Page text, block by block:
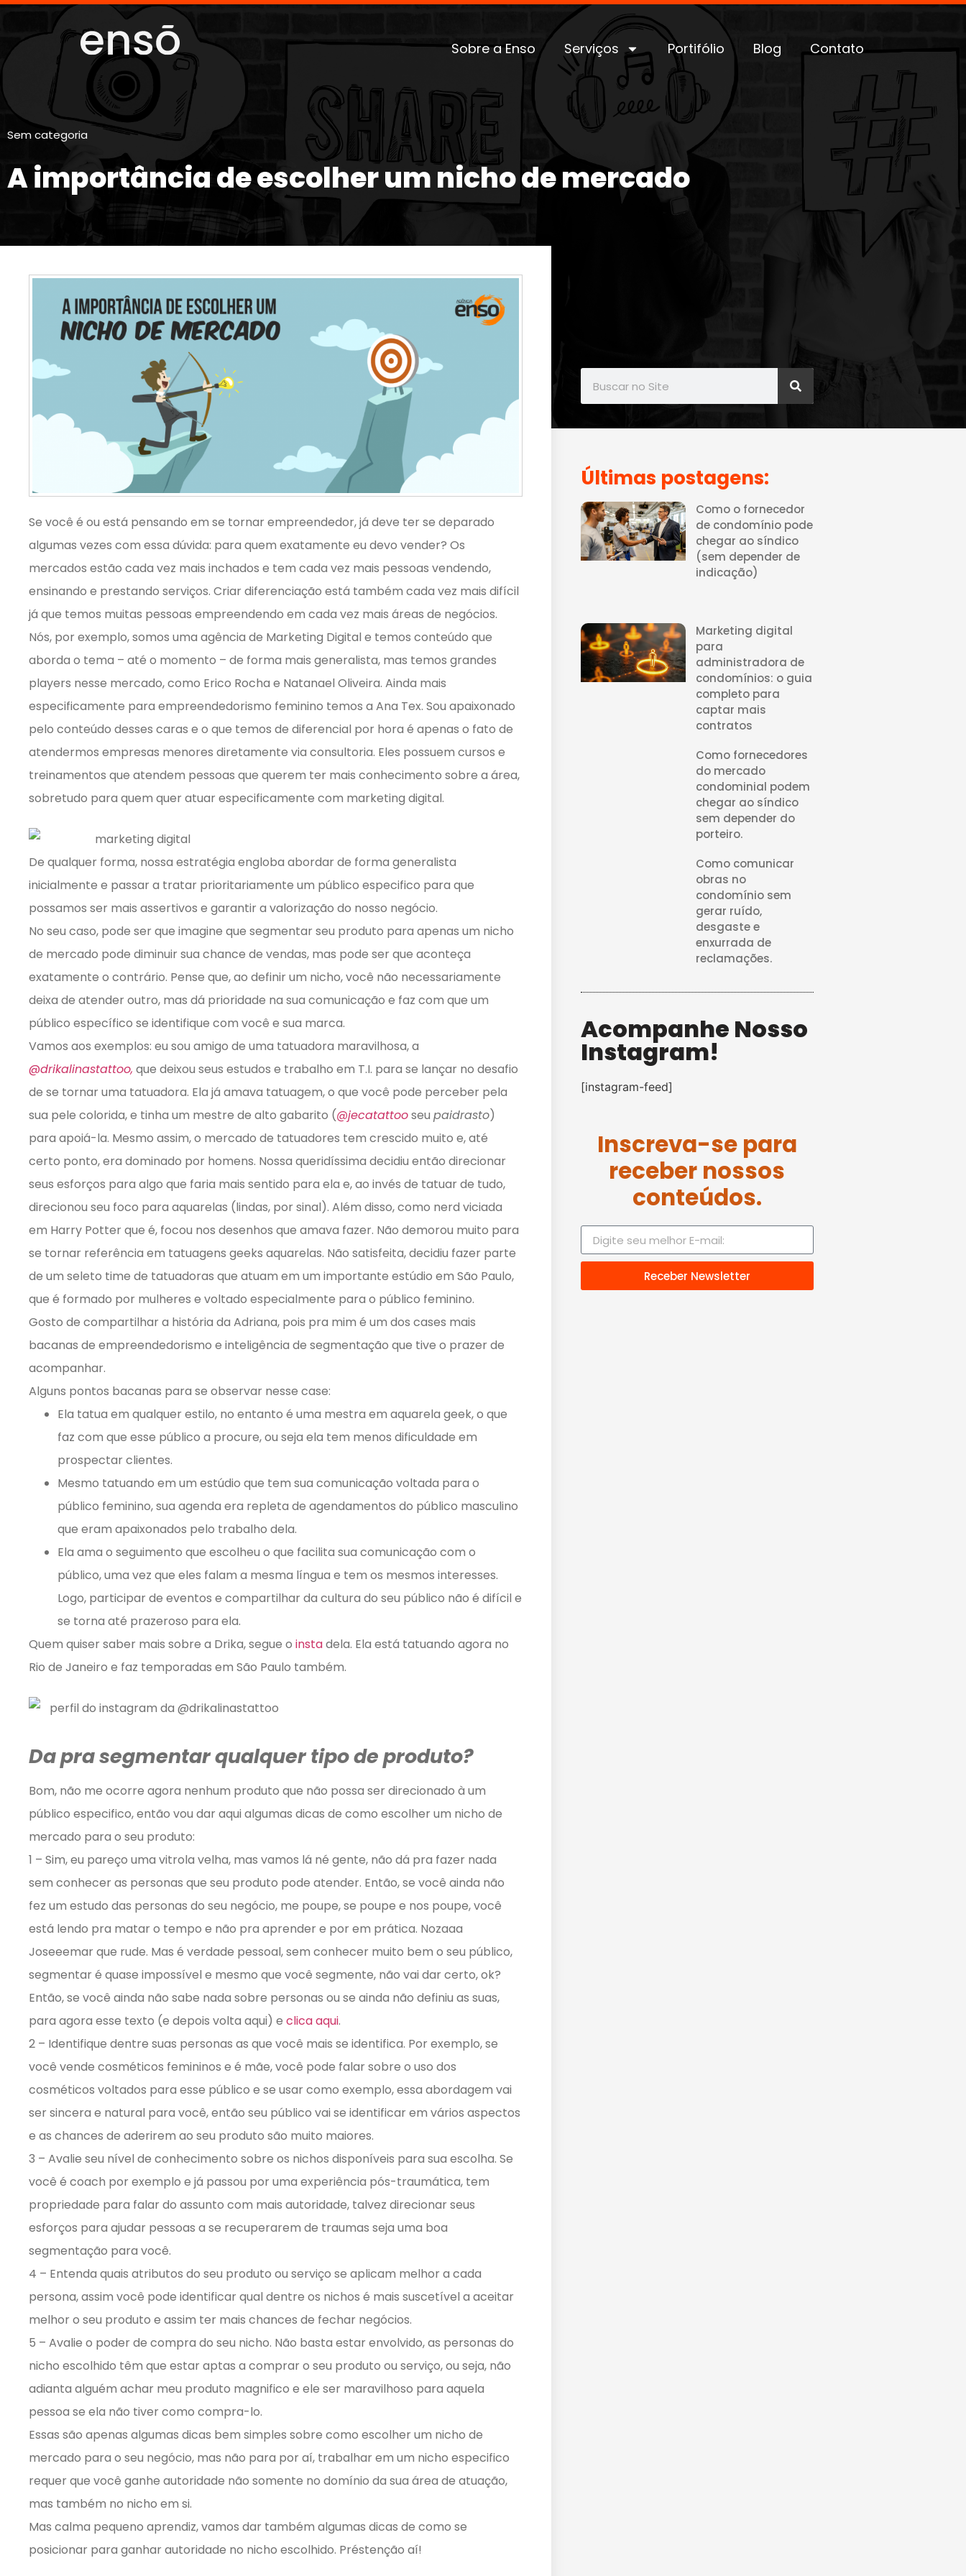
Sobre a Enso Serviços Portifólio Blog Contato
Sem categoria
A importância de escolher um nicho de mercado
Se você é ou está pensando em se tornar empreendedor, já deve ter se deparado
algumas vezes com essa dúvida: para quem exatamente eu devo vender? Os
mercados estão cada vez mais inchados e tem cada vez mais pessoas vendendo,
ensinando e prestando serviços. Criar diferenciação está também cada vez mais difícil
já que temos muitas pessoas empreendendo em cada vez mais áreas de negócios.
Nós, por exemplo, somos uma agência de Marketing Digital e temos conteúdo que
aborda o tema – até o momento – de forma mais generalista, mas temos grandes
players nesse mercado, como Erico Rocha e Natanael Oliveira. Ainda mais
especificamente para empreendedorismo feminino temos a Ana Tex. Sou apaixonado
pelo conteúdo desses caras e o que temos de diferencial por hora é apenas o fato de
atendermos empresas menores diretamente via consultoria. Eles possuem cursos e
treinamentos que atendem pessoas que querem ter mais conhecimento sobre a área,
sobretudo para quem quer atuar especificamente com marketing digital.
De qualquer forma, nossa estratégia engloba abordar de forma generalista
inicialmente e passar a tratar prioritariamente um público especifico para que
possamos ser mais assertivos e garantir a valorização do nosso negócio.
No seu caso, pode ser que imagine que segmentar seu produto para apenas um nicho
de mercado pode diminuir sua chance de vendas, mas pode ser que aconteça
exatamente o contrário. Pense que, ao definir um nicho, você não necessariamente
deixa de atender outro, mas dá prioridade na sua comunicação e faz com que um
público específico se identifique com você e sua marca.
Vamos aos exemplos: eu sou amigo de uma tatuadora maravilhosa, a
@drikalinastattoo, que deixou seus estudos e trabalho em T.I. para se lançar no desafio
de se tornar uma tatuadora. Ela já amava tatuagem, o que você pode perceber pela
sua pele colorida, e tinha um mestre de alto gabarito (@jecatattooseu paidrasto)
para apoiá-la. Mesmo assim, o mercado de tatuadores tem crescido muito e, até
certo ponto, era dominado por homens. Nossa queridíssima decidiu então direcionar
seus esforços para algo que faria mais sentido para ela e, ao invés de tatuar de tudo,
direcionou seu foco para aquarelas (lindas, por sinal). Além disso, como nerd viciada
em Harry Potter que é, focou nos desenhos que amava fazer. Não demorou muito para
se tornar referência em tatuagens geeks aquarelas. Não satisfeita, decidiu fazer parte
de um seleto time de tatuadoras que atuam em um importante estúdio em São Paulo,
que é formado por mulheres e voltado especialmente para o público feminino.
Gosto de compartilhar a história da Adriana, pois pra mim é um dos cases mais
bacanas de empreendedorismo e inteligência de segmentação que tive o prazer de
acompanhar.
Alguns pontos bacanas para se observar nesse case:
Ela tatua em qualquer estilo, no entanto é uma mestra em aquarela geek, o que
faz com que esse público a procure, ou seja ela tem menos dificuldade em
prospectar clientes.
Mesmo tatuando em um estúdio que tem sua comunicação voltada para o
público feminino, sua agenda era repleta de agendamentos do público masculino
que eram apaixonados pelo trabalho dela.
Ela ama o seguimento que escolheu o que facilita sua comunicação com o
público, uma vez que eles falam a mesma língua e tem os mesmos interesses.
Logo, participar de eventos e compartilhar da cultura do seu público não é difícil e
se torna até prazeroso para ela.
Quem quiser saber mais sobre a Drika, segue o instadela. Ela está tatuando agora no
Rio de Janeiro e faz temporadas em São Paulo também.
Da pra segmentar qualquer tipo de produto?
Bom, não me ocorre agora nenhum produto que não possa ser direcionado à um
público especifico, então vou dar aqui algumas dicas de como escolher um nicho de
mercado para o seu produto:
1 – Sim, eu pareço uma vitrola velha, mas vamos lá né gente, não dá pra fazer nada
sem conhecer as personas que seu produto pode atender. Então, se você ainda não
fez um estudo das personas do seu negócio, me poupe, se poupe e nos poupe, você
está lendo pra matar o tempo e não pra aprender e por em prática. Nozaaa
Joseeemar que rude. Mas é verdade pessoal, sem conhecer muito bem o seu público,
segmentar é quase impossível e mesmo que você segmente, não vai dar certo, ok?
Então, se você ainda não sabe nada sobre personas ou se ainda não definiu as suas,
para agora esse texto (e depois volta aqui) e clica aqui.
2 – Identifique dentre suas personas as que você mais se identifica. Por exemplo, se
você vende cosméticos femininos e é mãe, você pode falar sobre o uso dos
cosméticos voltados para esse público e se usar como exemplo, essa abordagem vai
ser sincera e natural para você, então seu público vai se identificar em vários aspectos
e as chances de aderirem ao seu produto são muito maiores.
3 – Avalie seu nível de conhecimento sobre os nichos disponíveis para sua escolha. Se
você é coach por exemplo e já passou por uma experiência pós-traumática, tem
propriedade para falar do assunto com mais autoridade, talvez direcionar seus
esforços para ajudar pessoas a se recuperarem de traumas seja uma boa
segmentação para você.
4 – Entenda quais atributos do seu produto ou serviço se aplicam melhor a cada
persona, assim você pode identificar qual dentre os nichos é mais suscetível a aceitar
melhor o seu produto e assim ter mais chances de fechar negócios.
5 – Avalie o poder de compra do seu nicho. Não basta estar envolvido, as personas do
nicho escolhido têm que estar aptas a comprar o seu produto ou serviço, ou seja, não
adianta alguém achar meu produto magnifico e ele ser maravilhoso para aquela
pessoa se ela não tiver como compra-lo.
Essas são apenas algumas dicas bem simples sobre como escolher um nicho de
mercado para o seu negócio, mas não para por aí, trabalhar em um nicho especifico
requer que você ganhe autoridade não somente no domínio da sua área de atuação,
mas também no nicho em si.
Mas calma pequeno aprendiz, vamos dar também algumas dicas de como se
posicionar para ganhar autoridade no nicho escolhido. Préstenção aí!
Últimas postagens:
Como o fornecedor
de condomínio pode
chegar ao síndico
(sem depender de
indicação)
Marketing digital
para
administradora de
condomínios: o guia
completo para
captar mais
contratos
Como fornecedores
do mercado
condominial podem
chegar ao síndico
sem depender do
porteiro.
Como comunicar
obras no
condomínio sem
gerar ruído,
desgaste e
enxurrada de
reclamações.
Acompanhe Nosso
Instagram!
[instagram-feed]
Inscreva-se para
receber nossos
conteúdos.
Receber Newsletter